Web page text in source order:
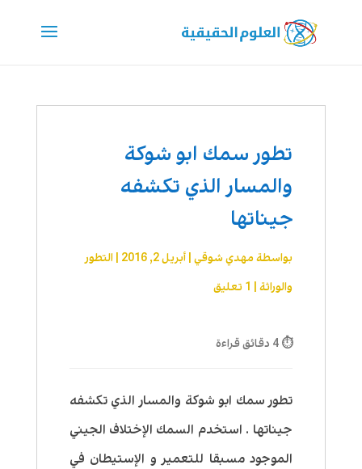
تطور سمك ابو شوكة
والمسار الذي تكشفه
جيناتها
بواسطة مهدي شوقي| أبريل 2, 2016
التطور
والوراثة| 1 تعليق
⏱ 4 دقائق قراءة
تطور سمك ابو شوكة والمسار الذي تكشفه
جيناتها . استخدم السمك الإختلاف الجيني
الموجود مسبقا للتعمير و الإستيطان في